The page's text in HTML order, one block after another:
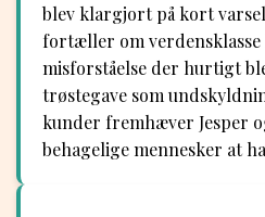
blev klargjort på kort
fortæller om verdensklasse
misforståelse der hurtigt
trøstegave som
kunder fremhæver Jesper
behagelige mennesker at